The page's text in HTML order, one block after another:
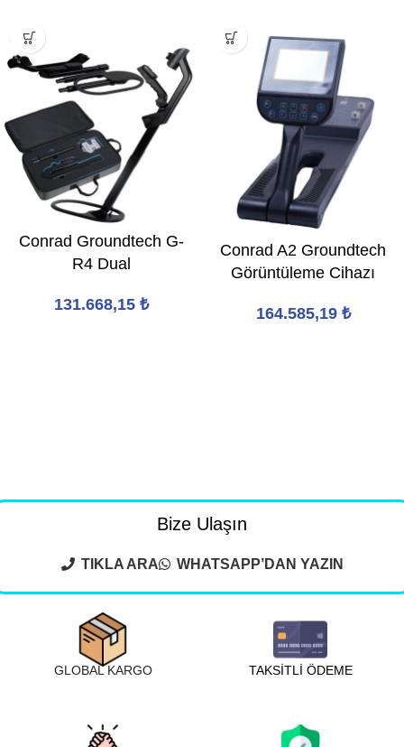
Conrad Groundtech G-
R4 Dual
131.668,15 ₺
Conrad A2 Groundtech
Görüntüleme Cihazı
164.585,19 ₺
Bize Ulaşın
TIKLA ARA WHATSAPP’DAN YAZIN
GLOBAL KARGO TAKSİTLİ ÖDEME